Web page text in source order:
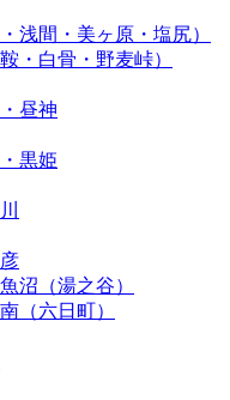
浅間・美ヶ原・塩尻）
・白骨・野麦峠）
昼神
黒姫
沼（湯之谷）
（六日町）